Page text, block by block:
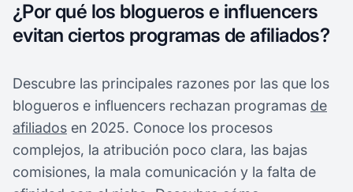
¿Por qué los blogueros e influencers
evitan ciertos programas de afiliados?
Descubre las principales razones por las que los
blogueros e influencers rechazan programas de
afiliados en 2025. Conoce los procesos
complejos, la atribución poco clara, las bajas
comisiones, la mala comunicación y la falta de